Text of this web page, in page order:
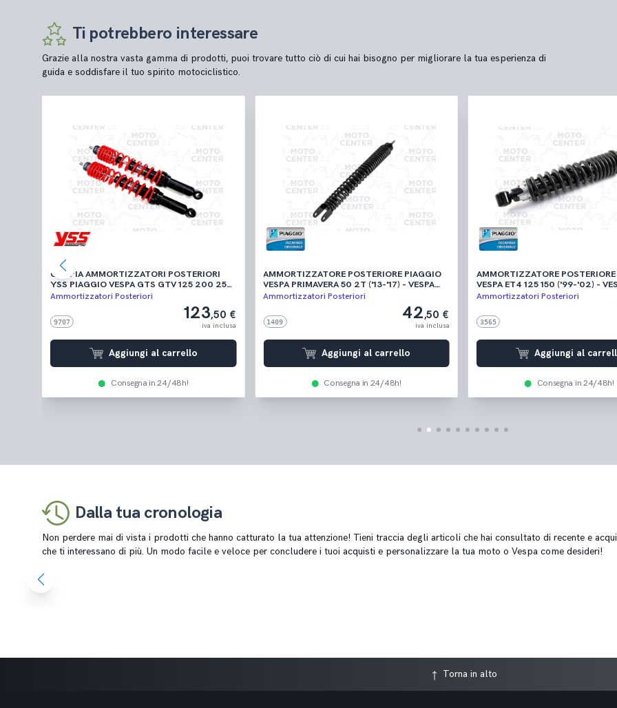
Ti potrebbero interessare
Grazie alla nostra vasta gamma di prodotti, puoi trovare tutto ciò di cui hai bisogno per migliorare la tua esperienza di
guida e soddisfare il tuo spirito motociclistico.
COPPIA AMMORTIZZATORI POSTERIORI
YSS PIAGGIO VESPA GTS GTV 125 200 250
300 ('03-'22)
Ammortizzatori Posteriori
9707 123,50 €
iva inclusa
Aggiungi al carrello
Consegna in 24/48h!
AMMORTIZZATORE POSTERIORE PIAGGIO
VESPA PRIMAVERA 50 2T ('13-'17) - VESPA
PRIMAVERA 50 4T ('13-'19) - VESPA SPRINT
50 2T ('14-'17) - VESPA SPRINT 50 4T ('14-
'19)
Ammortizzatori Posteriori
1409 42,50 €
iva inclusa
Aggiungi al carrello
Consegna in 24/48h!
AMMORTIZZATORE
VESPA ET4 125 150 ('99-'02) -
150 ('05-'11)
Ammortizzatori Posteriori
3565
Aggiungi al
Consegna in 24/48h!
Dalla tua cronologia
Non perdere mai di vista i prodotti che hanno catturato la tua attenzione! Tieni traccia degli articoli che hai consultato di recente e
che ti interessano di più. Un modo facile e veloce per concludere i tuoi acquisti e personalizzare la tua moto o Vespa come desideri!
Torna in alto